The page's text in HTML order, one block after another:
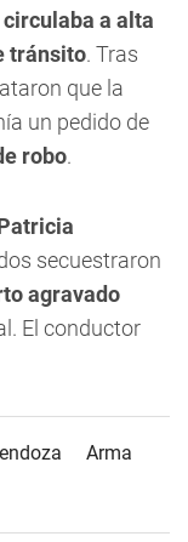
circulaba a alta
tránsito. Tras
que la
un pedido de
robo.
secuestraron
agravado
El conductor
Arma